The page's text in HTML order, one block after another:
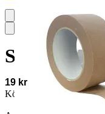
19 kr
Köparskydd är valfritt